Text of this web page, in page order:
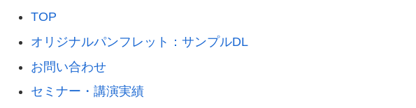
TOP
オリジナルパンフレット：サンプルDL
お問い合わせ
セミナー・講演実績